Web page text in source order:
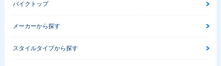
バイクトップ
メーカーから探す
スタイルタイプから探す